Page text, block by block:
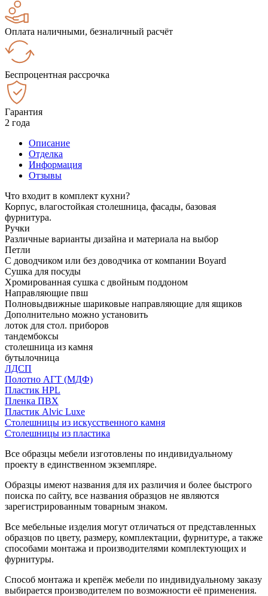
Оплата наличными, безналичный расчёт
Беспроцентная рассрочка
Гарантия
2 года
Описание
Отделка
Информация
Отзывы
Что входит в комплект кухни?
Корпус, влагостойкая столешница, фасады, базовая
фурнитура.
Ручки
Различные варианты дизайна и материала на выбор
Петли
С доводчиком или без доводчика от компании Boyard
Сушка для посуды
Хромированная сушка с двойным поддоном
Направляющие пвш
Полновыдвижные шариковые направляющие для ящиков
Дополнительно можно установить
лоток для стол. приборов
тандембоксы
столешница из камня
бутылочница
ЛДСП
Полотно АГТ (МДФ)
Пластик HPL
Пленка ПВХ
Пластик Alvic Luxe
Столешницы из искусственного камня
Столешницы из пластика
Все образцы мебели изготовлены по индивидуальному
проекту в единственном экземпляре.
Образцы имеют названия для их различия и более быстрого
поиска по сайту, все названия образцов не являются
зарегистрированным товарным знаком.
Все мебельные изделия могут отличаться от представленных
образцов по цвету, размеру, комплектации, фурнитуре, а также
способами монтажа и производителями комплектующих и
фурнитуры.
Способ монтажа и крепёж мебели по индивидуальному заказу
выбирается производителем по возможности её применения.